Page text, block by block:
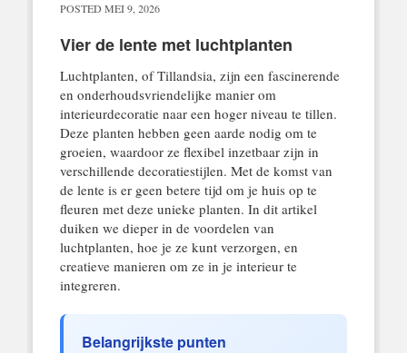
POSTED MEI 9, 2026
Vier de lente met luchtplanten
Luchtplanten, of Tillandsia, zijn een fascinerende
en onderhoudsvriendelijke manier om
interieurdecoratie naar een hoger niveau te tillen.
Deze planten hebben geen aarde nodig om te
groeien, waardoor ze flexibel inzetbaar zijn in
verschillende decoratiestijlen. Met de komst van
de lente is er geen betere tijd om je huis op te
fleuren met deze unieke planten. In dit artikel
duiken we dieper in de voordelen van
luchtplanten, hoe je ze kunt verzorgen, en
creatieve manieren om ze in je interieur te
integreren.
Belangrijkste punten